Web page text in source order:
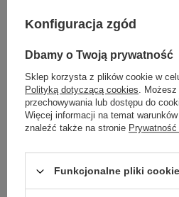
rurki i kaniule można myć
rurka tracheostomijna
fenestracyjna (1)
1 kaniula wewnętrzna z
otworami
Konfiguracja zgód
Dbamy o Twoją prywatność
Sklep korzysta z plików cookie w
Polityką dotyczącą cookies. Możesz
przechowywania lub dostępu do
Więcej informacji na temat
znaleźć także na stronie
Funkcjonalne pliki